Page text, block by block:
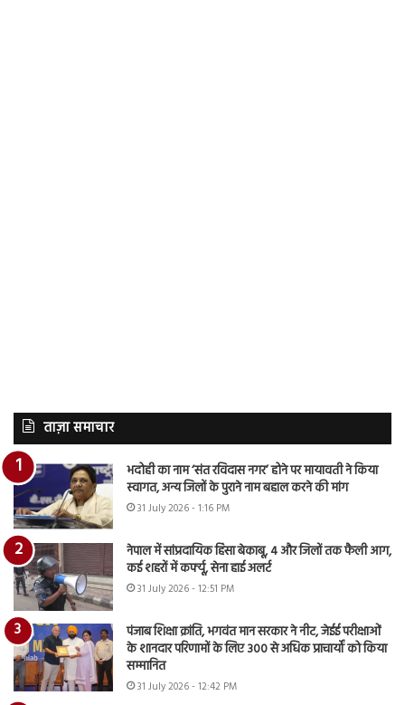
ताज़ा समाचार
भदोही का नाम ‘संत रविदास नगर’ होने पर मायावती ने किया
स्वागत, अन्य जिलों के पुराने नाम बहाल करने की मांग
31 July 2026 - 1:16 PM
नेपाल में सांप्रदायिक हिंसा बेकाबू, 4 और जिलों तक फैली आग,
कई शहरों में कर्फ्यू, सेना हाई अलर्ट
31 July 2026 - 12:51 PM
पंजाब शिक्षा क्रांति, भगवंत मान सरकार ने नीट, जेईई परीक्षाओं
के शानदार परिणामों के लिए 300 से अधिक प्राचार्यों को किया
सम्मानित
31 July 2026 - 12:42 PM